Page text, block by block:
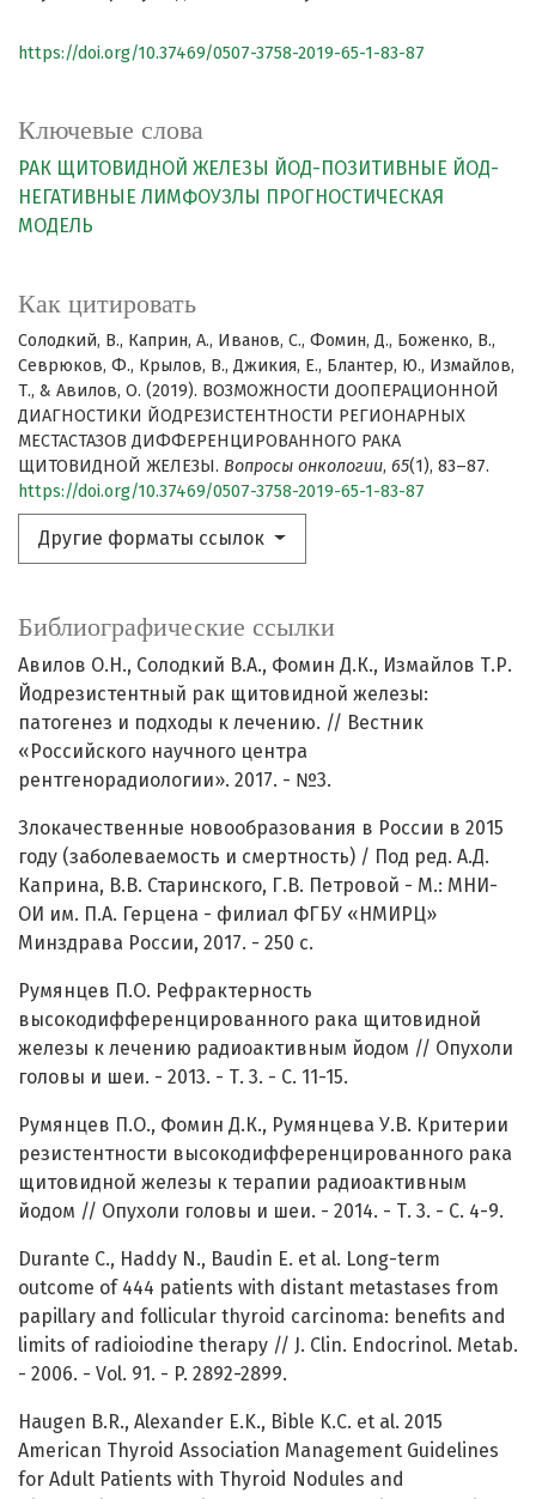
Ключевые слова
РАК ЩИТОВИДНОЙ ЖЕЛЕЗЫ ЙОД-ПОЗИТИВНЫЕ ЙОД-
НЕГАТИВНЫЕ ЛИМФОУЗЛЫ
ПРОГНОСТИЧЕСКАЯ
МОДЕЛЬ
Как цитировать
Солодкий, В., Каприн, А., Иванов, С., Фомин, Д., Боженко, В.,
Севрюков, Ф., Крылов, В., Джикия, Е., Блантер, Ю., Измайлов,
Т., & Авилов, О. (2019). ВОЗМОЖНОСТИ ДООПЕРАЦИОННОЙ
ДИАГНОСТИКИ ЙОДРЕЗИСТЕНТНОСТИ РЕГИОНАРНЫХ
МЕСТАСТАЗОВ ДИФФЕРЕНЦИРОВАННОГО РАКА
ЩИТОВИДНОЙ ЖЕЛЕЗЫ. Вопросы онкологии, 65(1), 83–87.
https://doi.org/10.37469/0507-3758-2019-65-1-83-87
Другие форматы ссылок
https://doi.org/10.37469/0507-3758-2019-65-1-83-87
Библиографические ссылки
Авилов О.Н., Солодкий В.А., Фомин Д.К., Измайлов Т.Р.
Йодрезистентный рак щитовидной железы:
патогенез и подходы к лечению. // Вестник
«Российского научного центра
рентгенорадиологии». 2017. - №3.
Злокачественные новообразования в России в 2015
году (заболеваемость и смертность) / Под ред. А.Д.
Каприна, В.В. Старинского, Г.В. Петровой - М.: МНИ-
ОИ им. П.А. Герцена - филиал ФГБУ «НМИРЦ»
Минздрава России, 2017. - 250 с.
Румянцев П.О. Рефрактерность
высокодифференцированного рака щитовидной
железы к лечению радиоактивным йодом // Опухоли
головы и шеи. - 2013. - Т. 3. - С. 11-15.
Румянцев П.О., Фомин Д.К., Румянцева У.В. Критерии
резистентности высокодифференцированного рака
щитовидной железы к терапии радиоактивным
йодом // Опухоли головы и шеи. - 2014. - Т. 3. - С. 4-9.
Durante C., Haddy N., Baudin E. et al. Long-term
outcome of 444 patients with distant metastases from
papillary and follicular thyroid carcinoma: benefits and
limits of radioiodine therapy // J. Clin. Endocrinol. Metab.
- 2006. - Vol. 91. - P. 2892-2899.
Haugen B.R., Alexander E.K., Bible K.C. et al. 2015
American Thyroid Association Management Guidelines
for Adult Patients with Thyroid Nodules and